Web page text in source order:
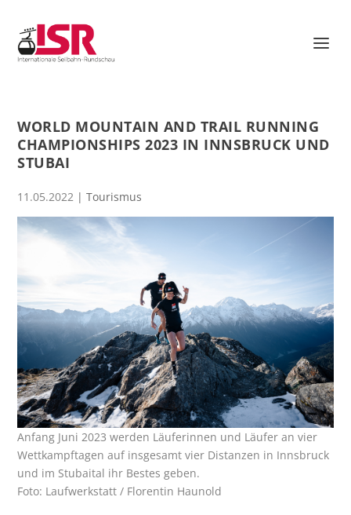
WORLD MOUNTAIN AND TRAIL RUNNING
CHAMPIONSHIPS 2023 IN INNSBRUCK UND
STUBAI
11.05.2022 |Tourismus
Anfang Juni 2023 werden Läuferinnen und Läufer an vier
Wettkampftagen auf insgesamt vier Distanzen in Innsbruck
und im Stubaital ihr Bestes geben.
Foto: Laufwerkstatt / Florentin Haunold